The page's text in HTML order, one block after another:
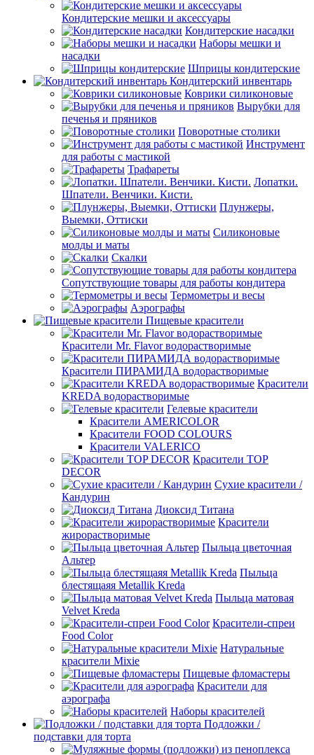
Кондитерские мешки и аксессуары
Кондитерские насадки
Наборы мешки и
насадки
Шприцы кондитерские
Кондитерский инвентарь
Коврики силиконовые
Вырубки для
печенья и пряников
Поворотные столики
Инструмент
для работы с мастикой
Трафареты
Лопатки.
Шпатели. Венчики. Кисти.
Плунжеры,
Выемки, Оттиски
Силиконовые
молды и маты
Скалки
Сопутствующие товары для работы кондитера
Термометры и весы
Аэрографы
Пищевые красители
Красители Mr. Flavor водорастворимые
Красители ПИРАМИДА водорастворимые
Красители
KREDA водорастворимые
Гелевые красители
Красители AMERICOLOR
Красители FOOD COLOURS
Красители VALERICO
Красители TOP
DECOR
Сухие красители /
Кандурин
Диоксид Титана
Красители
жирорастворимые
Пыльца цветочная
Альтер
Пыльца
блестящаяя Metallik Kreda
Пыльца матовая
Velvet Kreda
Красители-спреи
Food Color
Натуральные
красители Mixie
Пищевые фломастеры
Красители для
аэрографа
Наборы красителей
Подложки /
подставки для торта